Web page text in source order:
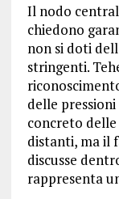
Il nodo
chiedono
non si doti
stringenti.
delle
concreto delle
distanti, ma il
discusse
rappresenta